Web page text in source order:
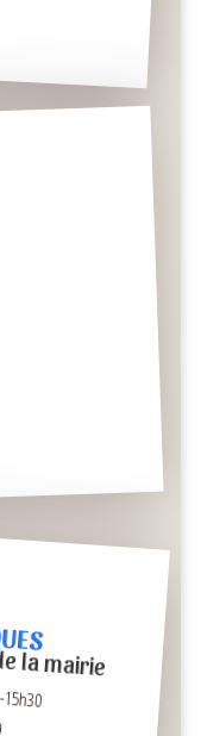
la mairie